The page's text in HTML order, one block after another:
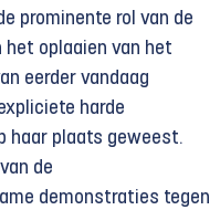
prominente rol van de
het oplaaien van het
eerder vandaag
harde
haar plaats geweest.
de
demonstraties tegen